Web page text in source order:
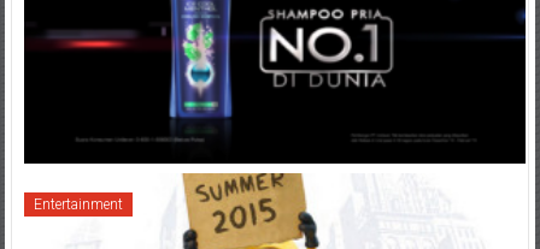
Entertainment